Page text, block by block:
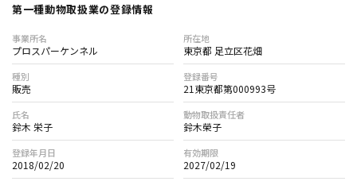
第一種動物取扱業の登録情報
事業所名
プロスパーケンネル
所在地
東京都 足立区花畑
種別
販売
登録番号
21東京都第000993号
氏名
鈴木 栄子
動物取扱責任者
鈴木榮子
登録年月日
2018/02/20
有効期限
2027/02/19